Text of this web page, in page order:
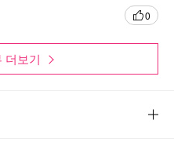
기로 흡수를 도와줌
0
더보기